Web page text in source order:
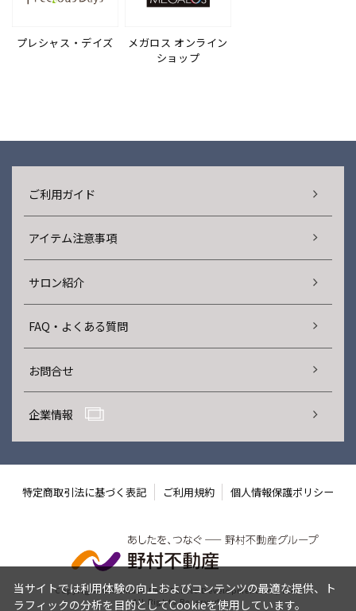
プレシャス・デイズ
メガロス オンライン
ショップ
ご利用ガイド
アイテム注意事項
サロン紹介
FAQ・よくある質問
お問合せ
企業情報
特定商取引法に基づく表記 ご利用規約 個人情報保護ポリシー
Copyright © Nomura Real Estate Development Co., Ltd.
All Rights Reserved.
当サイトでは利用体験の向上およびコンテンツの最適な提供、ト
ラフィックの分析を目的としてCookieを使用しています。